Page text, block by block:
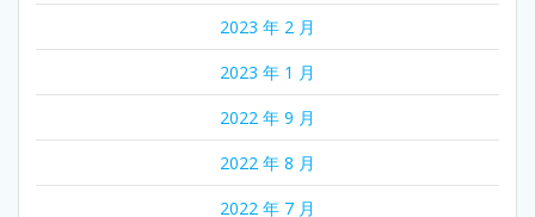
2023 年 2 月
2023 年 1 月
2022 年 9 月
2022 年 8 月
2022 年 7 月